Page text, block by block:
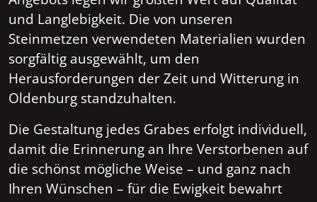
und Langlebigkeit. Die von unseren
Steinmetzen verwendeten Materialien wurden
sorgfältig ausgewählt, um den
Herausforderungen der Zeit und Witterung in
Oldenburg standzuhalten.
Die Gestaltung jedes Grabes erfolgt individuell,
damit die Erinnerung an Ihre Verstorbenen auf
die schönst mögliche Weise – und ganz nach
Ihren Wünschen – für die Ewigkeit bewahrt